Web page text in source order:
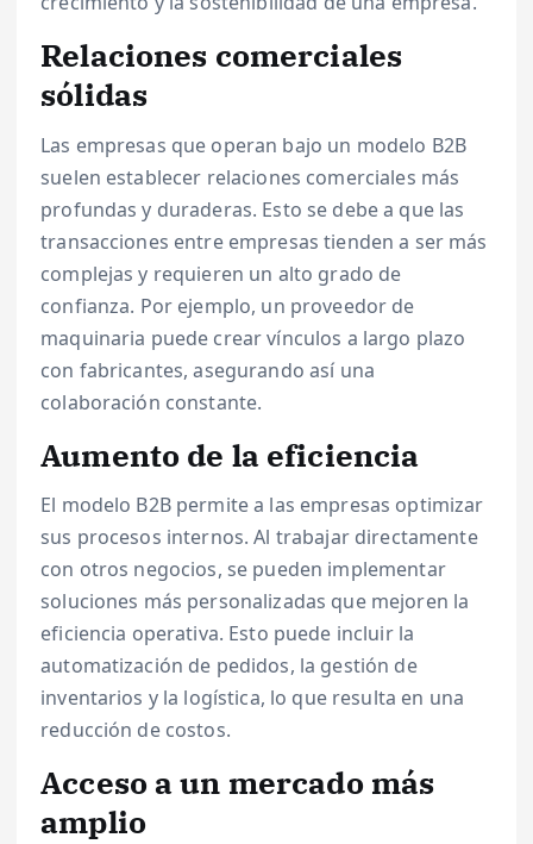
Relaciones comerciales
sólidas
Las empresas que operan bajo un modelo B2B
suelen establecer relaciones comerciales más
profundas y duraderas. Esto se debe a que las
transacciones entre empresas tienden a ser más
complejas y requieren un alto grado de
confianza. Por ejemplo, un proveedor de
maquinaria puede crear vínculos a largo plazo
con fabricantes, asegurando así una
colaboración constante.
Aumento de la eficiencia
El modelo B2B permite a las empresas optimizar
sus procesos internos. Al trabajar directamente
con otros negocios, se pueden implementar
soluciones más personalizadas que mejoren la
eficiencia operativa. Esto puede incluir la
automatización de pedidos, la gestión de
inventarios y la logística, lo que resulta en una
reducción de costos.
Acceso a un mercado más
amplio